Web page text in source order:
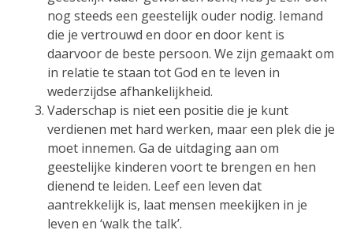
nog steeds een geestelijk ouder nodig. Iemand
die je vertrouwd en door en door kent is
daarvoor de beste persoon. We zijn gemaakt om
in relatie te staan tot God en te leven in
wederzijdse afhankelijkheid.
Vaderschap is niet een positie die je kunt
verdienen met hard werken, maar een plek die je
moet innemen. Ga de uitdaging aan om
geestelijke kinderen voort te brengen en hen
dienend te leiden. Leef een leven dat
aantrekkelijk is, laat mensen meekijken in je
leven en ‘walk the talk’.